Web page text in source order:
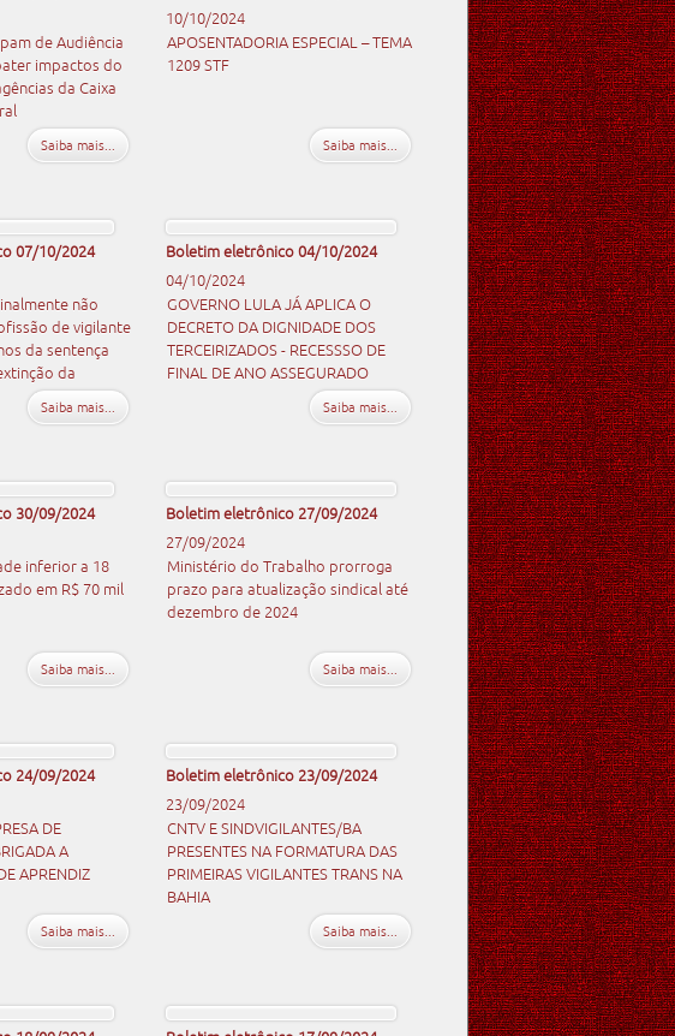
de Audiência
impactos do
da Caixa
Saiba mais...
10/10/2024
APOSENTADORIA ESPECIAL – TEMA
1209 STF
Saiba mais...
07/10/2024
não
de vigilante
da sentença
da
Saiba mais...
Boletim eletrônico 04/10/2024
04/10/2024
GOVERNO LULA JÁ APLICA O
DECRETO DA DIGNIDADE DOS
TERCEIRIZADOS - RECESSSO DE
FINAL DE ANO ASSEGURADO
Saiba mais...
30/09/2024
inferior a 18
em R$ 70 mil
Saiba mais...
Boletim eletrônico 27/09/2024
27/09/2024
Ministério do Trabalho prorroga
prazo para atualização sindical até
dezembro de 2024
Saiba mais...
24/09/2024
DE
A
APRENDIZ
Saiba mais...
Boletim eletrônico 23/09/2024
23/09/2024
CNTV E SINDVIGILANTES/BA
PRESENTES NA FORMATURA DAS
PRIMEIRAS VIGILANTES TRANS NA
BAHIA
Saiba mais...